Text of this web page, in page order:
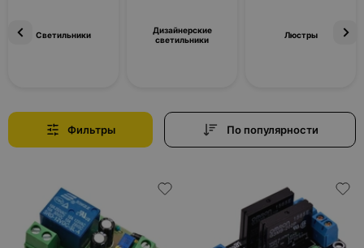
Светильники
Дизайнерские
светильники
Люстры
Фильтры По популярности